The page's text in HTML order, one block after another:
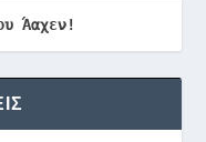
Άαχεν!